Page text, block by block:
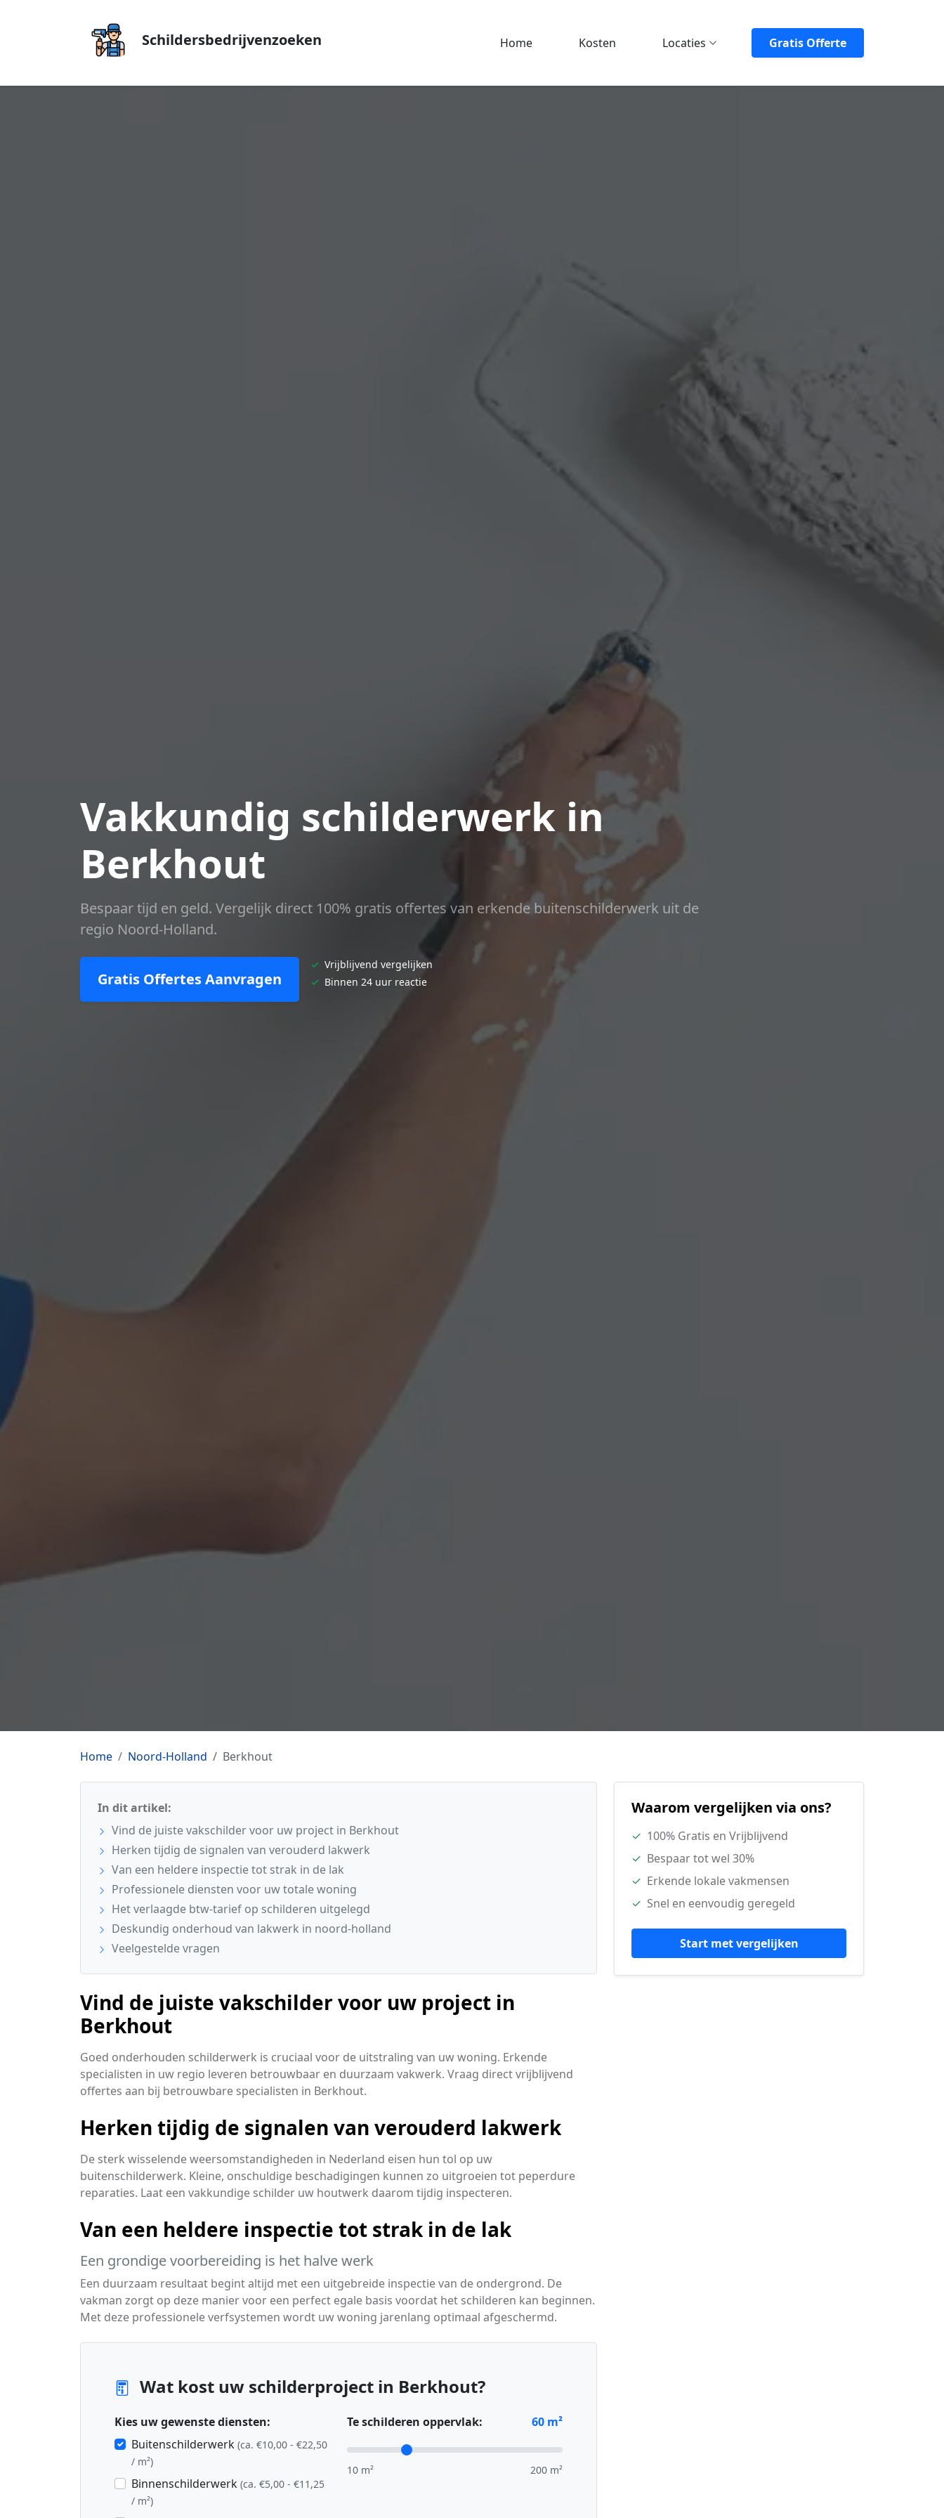
Schildersbedrijvenzoeken Home Kosten Locaties Gratis Offerte
Vakkundig schilderwerk in
Berkhout
Bespaar tijd en geld. Vergelijk direct 100% gratis offertes van erkende buitenschilderwerk uit de
regio Noord-Holland.
Gratis Offertes Aanvragen
✓ Vrijblijvend vergelijken
✓ Binnen 24 uur reactie
Home Noord-Holland Berkhout
In dit artikel:
Vind de juiste vakschilder voor uw project in Berkhout
Herken tijdig de signalen van verouderd lakwerk
Van een heldere inspectie tot strak in de lak
Professionele diensten voor uw totale woning
Het verlaagde btw-tarief op schilderen uitgelegd
Deskundig onderhoud van lakwerk in noord-holland
Veelgestelde vragen
Vind de juiste vakschilder voor uw project in
Berkhout
Goed onderhouden schilderwerk is cruciaal voor de uitstraling van uw woning. Erkende
specialisten in uw regio leveren betrouwbaar en duurzaam vakwerk. Vraag direct vrijblijvend
offertes aan bij betrouwbare specialisten in Berkhout.
Herken tijdig de signalen van verouderd lakwerk
De sterk wisselende weersomstandigheden in Nederland eisen hun tol op uw
buitenschilderwerk. Kleine, onschuldige beschadigingen kunnen zo uitgroeien tot peperdure
reparaties. Laat een vakkundige schilder uw houtwerk daarom tijdig inspecteren.
Van een heldere inspectie tot strak in de lak
Een grondige voorbereiding is het halve werk
Een duurzaam resultaat begint altijd met een uitgebreide inspectie van de ondergrond. De
vakman zorgt op deze manier voor een perfect egale basis voordat het schilderen kan beginnen.
Met deze professionele verfsystemen wordt uw woning jarenlang optimaal afgeschermd.
Wat kost uw schilderproject in Berkhout?
Kies uw gewenste diensten:
Buitenschilderwerk (ca. €10,00 - €22,50
/ m²)
Binnenschilderwerk (ca. €5,00 - €11,25
/ m²)
Te schilderen oppervlak: 60 m²
10 m² 200 m²
Waarom vergelijken via ons?
✓ 100% Gratis en Vrijblijvend
✓ Bespaar tot wel 30%
✓ Erkende lokale vakmensen
✓ Snel en eenvoudig geregeld
Start met vergelijken